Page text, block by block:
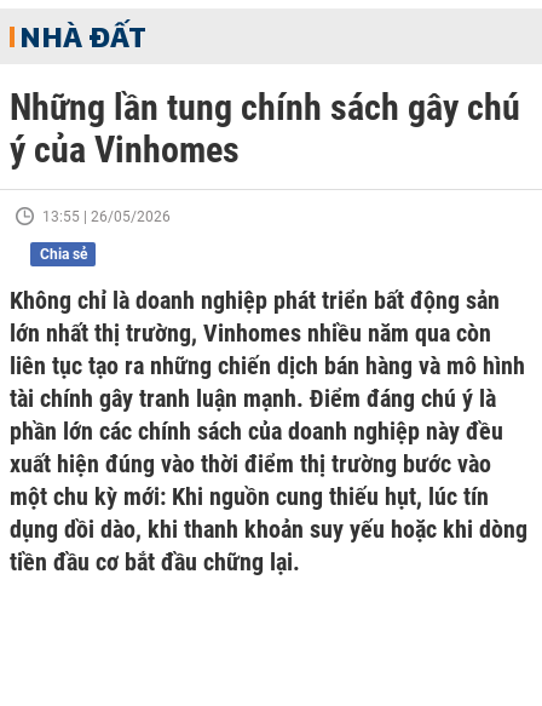
NHÀ ĐẤT
Những lần tung chính sách gây chú
ý của Vinhomes
13:55 | 26/05/2026
Chia sẻ
Không chỉ là doanh nghiệp phát triển bất động sản
lớn nhất thị trường, Vinhomes nhiều năm qua còn
liên tục tạo ra những chiến dịch bán hàng và mô hình
tài chính gây tranh luận mạnh. Điểm đáng chú ý là
phần lớn các chính sách của doanh nghiệp này đều
xuất hiện đúng vào thời điểm thị trường bước vào
một chu kỳ mới: Khi nguồn cung thiếu hụt, lúc tín
dụng dồi dào, khi thanh khoản suy yếu hoặc khi dòng
tiền đầu cơ bắt đầu chững lại.